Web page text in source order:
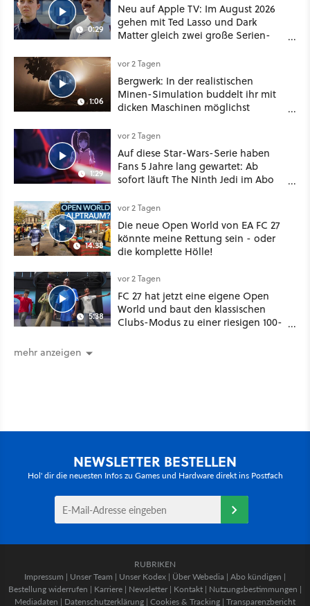
0:29
Neu auf Apple TV: Im August 2026
gehen mit Ted Lasso und Dark
Matter gleich zwei große Serien-
1:06
vor 2 Tagen
Bergwerk: In der realistischen
Minen-Simulation buddelt ihr mit
dicken Maschinen möglichst
1:29
vor 2 Tagen
Auf diese Star-Wars-Serie haben
Fans 5 Jahre lang gewartet: Ab
sofort läuft The Ninth Jedi im Abo
14:38
vor 2 Tagen
Die neue Open World von EA FC 27
könnte meine Rettung sein - oder
die komplette Hölle!
5:38
vor 2 Tagen
FC 27 hat jetzt eine eigene Open
World und baut den klassischen
Clubs-Modus zu einer riesigen 100-
mehr anzeigen
NEWSLETTER BESTELLEN
Hol' dir die neuesten Infos zu Games und Hardware direkt ins Postfach
RUBRIKEN
Impressum | Unser Team | Unser Kodex | Über Webedia | Abo kündigen |
Bestellung widerrufen | Karriere | Newsletter | Kontakt | Nutzungsbestimmungen |
Mediadaten | Datenschutzerklärung | Cookies & Tracking | Transparenzbericht